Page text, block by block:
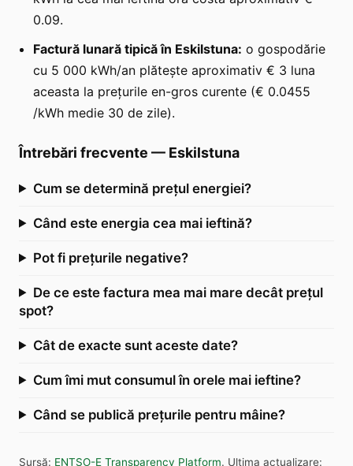
0.09.
Factură lunară tipică în Eskilstuna: o gospodărie
cu 5 000 kWh/an plătește aproximativ € 3 luna
aceasta la prețurile en-gros curente (€ 0.0455
/kWh medie 30 de zile).
Întrebări frecvente — Eskilstuna
Cum se determină prețul energiei?
Când este energia cea mai ieftină?
Pot fi prețurile negative?
De ce este factura mea mai mare decât prețul
spot?
Cât de exacte sunt aceste date?
Cum îmi mut consumul în orele mai ieftine?
Când se publică prețurile pentru mâine?
Sursă: ENTSO-E Transparency Platform. Ultima actualizare: